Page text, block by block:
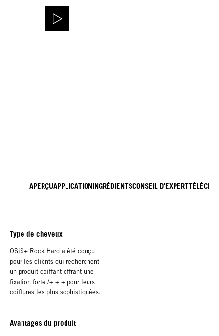
APERÇUAPPLICATIONINGRÉDIENTSCONSEIL D'EXPERT
Type de cheveux
OSiS+ Rock Hard a été conçu
pour les clients qui recherchent
un produit coiffant offrant une
fixation forte /+ + + pour leurs
coiffures les plus sophistiquées.
Avantages du produit